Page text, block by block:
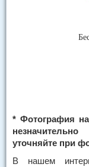
* Фотография
незначительно
уточняйте при
В нашем